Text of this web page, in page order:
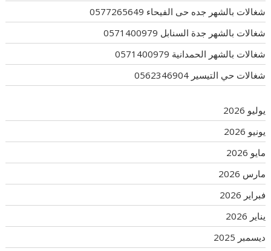
شغالات بالشهر جده حى الفيحاء 0577265649
شغالات بالشهر جدة السنابل 0571400979
شغالات بالشهر الحمدانية 0571400979
شغالات حي التيسير 0562346904
يوليو 2026
يونيو 2026
مايو 2026
مارس 2026
فبراير 2026
يناير 2026
ديسمبر 2025